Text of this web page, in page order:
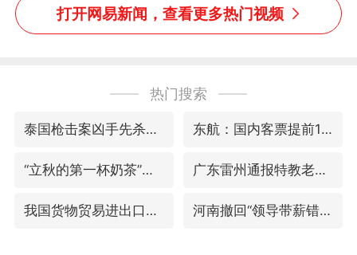
吗？”“或将成为首位考级
不带古筝的选手。”（来
打开网易新闻，查看更多热门视频
热门搜索
泰国枪击案凶手先杀祖父母后行凶 东航：国内客票提前14天免费退改
“立秋的第一杯奶茶”又爆单了 广东雷州通报特教老师招聘违规事件
我国货物贸易进出口超30万亿元 河南撤回“领导带薪错峰休假”通知